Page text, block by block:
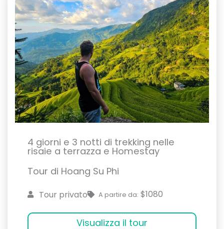
4 giorni e 3 notti di trekking nelle
risaie a terrazza e Homestay
Tour di Hoang Su Phi
Tour privato A partire da: $1080
Visualizza il tour